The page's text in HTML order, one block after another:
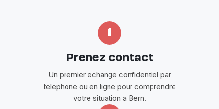
Prenez contact
Un premier echange confidentiel par
telephone ou en ligne pour comprendre
votre situation a Bern.